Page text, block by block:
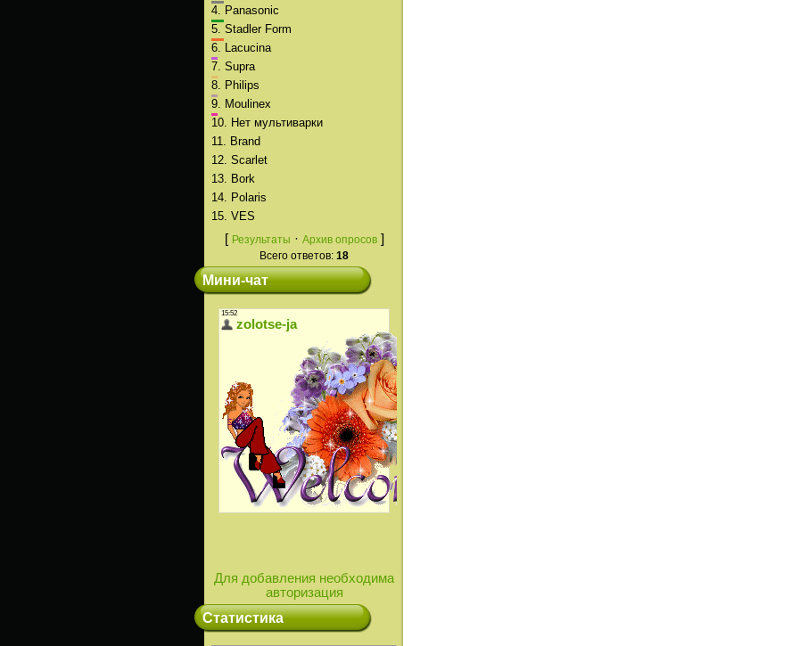
4.
Panasonic
5. Stadler Form
6.
Lacucina
7. Supra
8.
Philips
9.
Moulinex
10.
Нет мультиварки
11.
Brand
12. Scarlet
13.
Bork
14.
Polaris
15. VES
[ Результаты · Архив опросов]
Всего ответов: 18
Мини-чат
Для добавления необходима
авторизация
Статистика